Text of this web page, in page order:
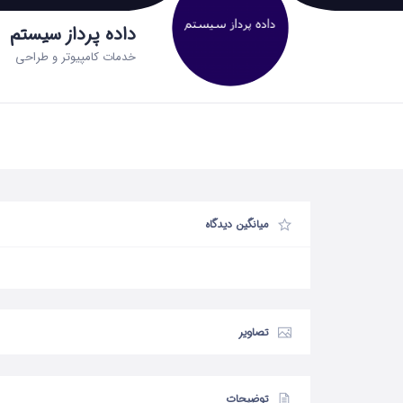
داده پرداز سیستم
خدمات کامپیوتر و طراحی
میانگین دیدگاه
تصاویر
توضیحات